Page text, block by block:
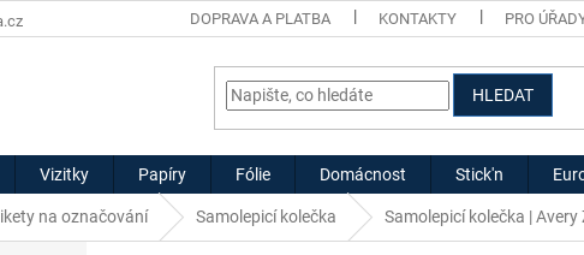
DOPRAVA A PLATBA KONTAKTY PRO
HLEDAT
Vizitky Papíry Fólie Domácnost Stick'n
na označování Samolepicí kolečka Samolepicí kolečka |